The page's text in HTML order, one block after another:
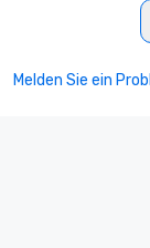
Melden Sie ein